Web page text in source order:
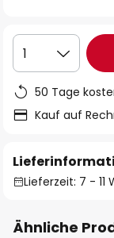
1
50 Tage
Kauf auf
Lieferzeit: 7 - 11
Ähnliche